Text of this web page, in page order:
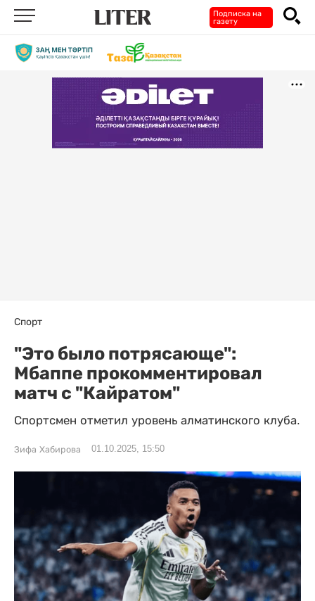
Подписка на
газету
Спорт
"Это было потрясающе":
Мбаппе прокомментировал
матч с "Кайратом"
Спортсмен отметил уровень алматинского клуба.
Зифа Хабирова 01.10.2025, 15:50